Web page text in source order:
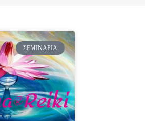
ΣΕΜΙΝΆΡΙΑ